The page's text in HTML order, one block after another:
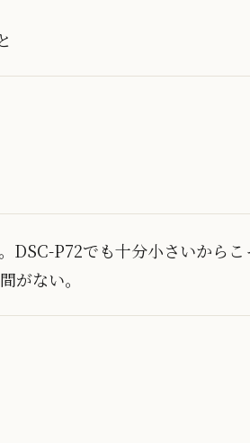
DSC-P72でも十分小さいから
がない。